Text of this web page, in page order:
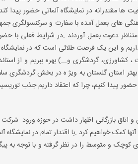
ها مقتدرانه در نمایشگاه آلماتی حضور پیدا
و هماهنگی های بعمل آمده با سفارت و سرکنسولگری
دعوت بعمل آوردند .در شرایط فعلی با
و این یک فرصت طلائی است که در
گردشگری و...) بهره ببریم و از
بهتر استان گلستان به ویژ ه در بخش گردشگری
پیدا کنیم، چرا که اعتقاد داریم جذب
بازرگانی اظهار داشت در حوزه ورود
هستیم 5 واحد صنعتی را معرفی و به آنها کمک خواهیم کرد .با اقتدار تمام در
غرفه برای حضور در شرکت های کوچک و متوسط را در نظر گرفته و با توجه